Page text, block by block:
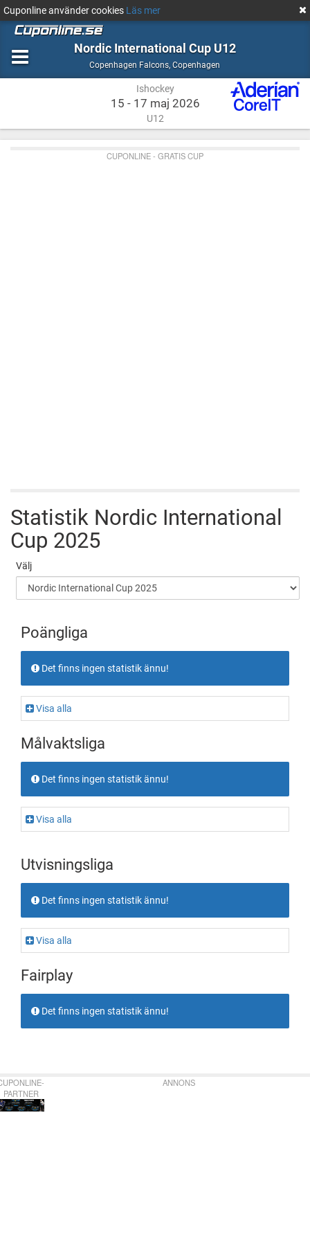
Cuponline använder cookies Läs mer
Nordic International Cup U12
Copenhagen Falcons,Ishockey
Copenhagen
Ishockey
15 - 17 maj 2026
U12
CUPONLINE - GRATIS CUP
Statistik Nordic International
Cup 2025
Välj
Poängliga
Det finns ingen statistik ännu!
Visa alla
Målvaktsliga
Det finns ingen statistik ännu!
Visa alla
Utvisningsliga
Det finns ingen statistik ännu!
Visa alla
Fairplay
Det finns ingen statistik ännu!
PARTNER
ANNONS